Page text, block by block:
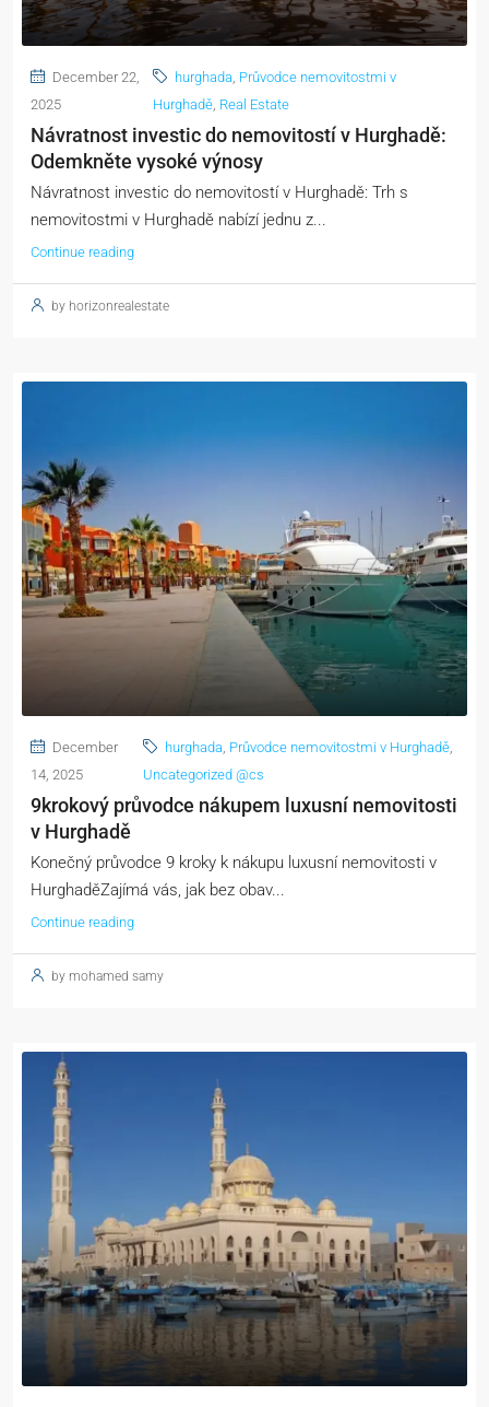
December 22,
2025
hurghada Průvodce nemovitostmi v
Hurghadě Real Estate
Návratnost investic do nemovitostí v Hurghadě:
Odemkněte vysoké výnosy
Návratnost investic do nemovitostí v Hurghadě: Trh s
nemovitostmi v Hurghadě nabízí jednu z...
Continue reading
by horizonrealestate
December
14, 2025
hurghada Průvodce nemovitostmi v Hurghadě
Uncategorized @cs
9krokový průvodce nákupem luxusní nemovitosti
v Hurghadě
Konečný průvodce 9 kroky k nákupu luxusní nemovitosti v
HurghaděZajímá vás, jak bez obav...
Continue reading
by mohamed samy